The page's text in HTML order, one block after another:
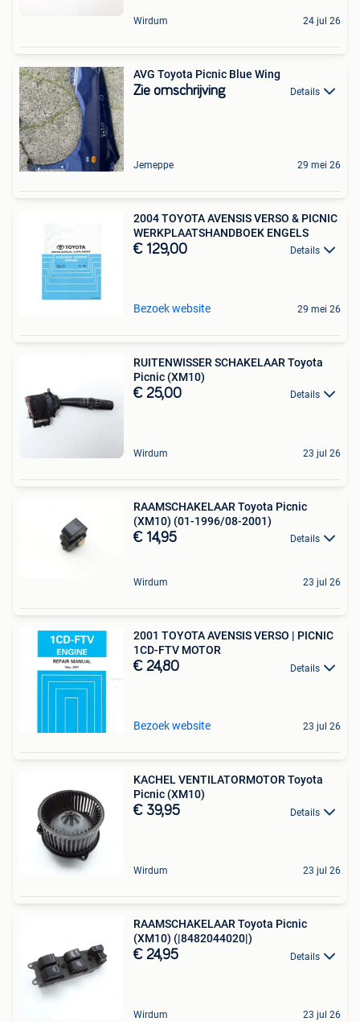
Wirdum 24 jul 26
AVG Toyota Picnic Blue Wing
Zie omschrijving Details
Jemeppe 29 mei 26
2004 TOYOTA AVENSIS VERSO & PICNIC
WERKPLAATSHANDBOEK ENGELS
€ 129,00 Details
Bezoek website 29 mei 26
RUITENWISSER SCHAKELAAR Toyota
Picnic (XM10)
€ 25,00 Details
Wirdum 23 jul 26
RAAMSCHAKELAAR Toyota Picnic
(XM10) (01-1996/08-2001)
€ 14,95 Details
Wirdum 23 jul 26
2001 TOYOTA AVENSIS VERSO | PICNIC
1CD-FTV MOTOR
€ 24,80 Details
Bezoek website 23 jul 26
KACHEL VENTILATORMOTOR Toyota
Picnic (XM10)
€ 39,95 Details
Wirdum 23 jul 26
RAAMSCHAKELAAR Toyota Picnic
(XM10) (|8482044020|)
€ 24,95 Details
Wirdum 23 jul 26